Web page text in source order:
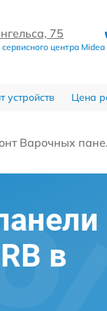
75
центра Midea
устройств Цена
Варочных
в